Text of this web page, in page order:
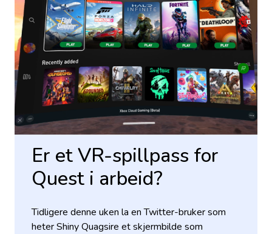
Er et VR-spillpass for
Quest i arbeid?
Tidligere denne uken la en Twitter-bruker som
heter Shiny Quagsire et skjermbilde som